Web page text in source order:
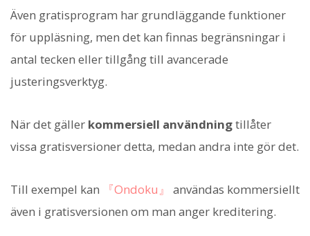
Även gratisprogram har grundläggande funktioner
för uppläsning, men det kan finnas begränsningar i
antal tecken eller tillgång till avancerade
justeringsverktyg.
När det gäller kommersiell användningtillåter
vissa gratisversioner detta, medan andra inte gör det.
Till exempel kan 『Ondoku』
användas kommersiellt
även i gratisversionen om man anger kreditering.